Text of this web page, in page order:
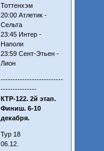
Тоттенхэм
20:00 Атлетик -
Сельта
23:45 Интер -
Наполи
23:59 Сент-Этьен -
Лион
--------------------------
---------------
КТР-122. 2й этап.
Финиш. 6-10
декабря.
Тур 18
06.12.